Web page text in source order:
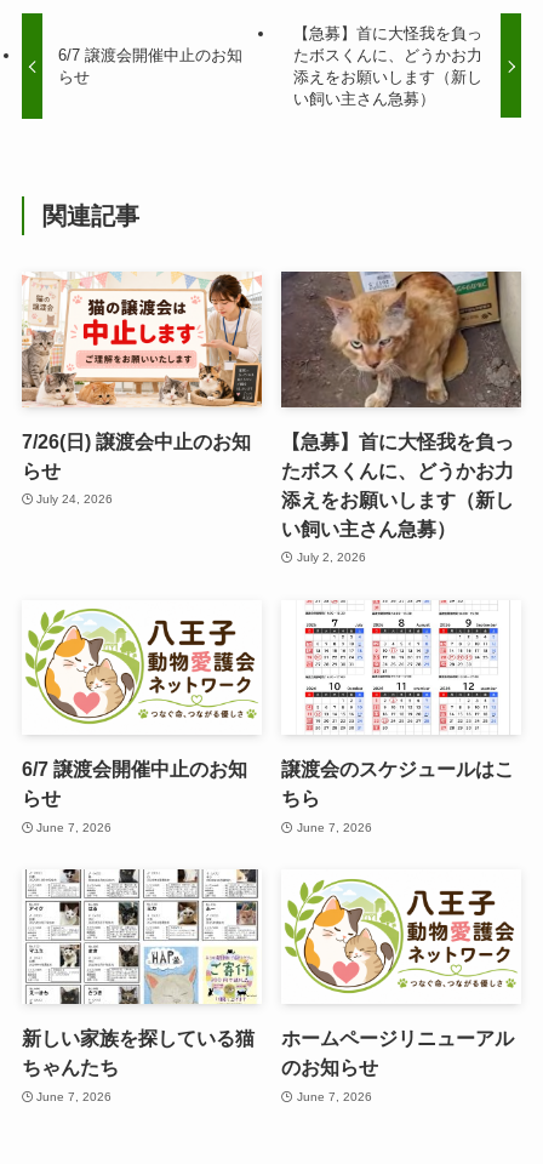
6/7 譲渡会開催中止のお知
らせ
【急募】首に大怪我を負っ
たボスくんに、どうかお力
添えをお願いします（新し
い飼い主さん急募）
関連記事
7/26(日) 譲渡会中止のお知
らせ
July 24, 2026
【急募】首に大怪我を負っ
たボスくんに、どうかお力
添えをお願いします（新し
い飼い主さん急募）
July 2, 2026
6/7 譲渡会開催中止のお知
らせ
June 7, 2026
譲渡会のスケジュールはこ
ちら
June 7, 2026
新しい家族を探している猫
ちゃんたち
June 7, 2026
ホームページリニューアル
のお知らせ
June 7, 2026